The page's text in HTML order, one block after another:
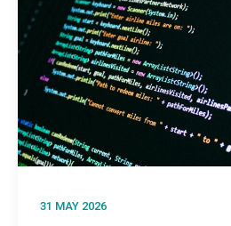
31 MAY 2026